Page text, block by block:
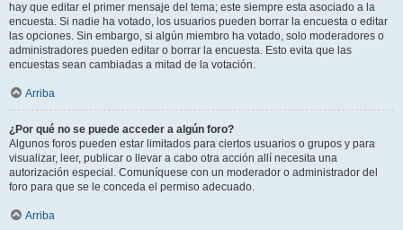
hay que editar el primer mensaje del tema; este siempre esta asociado a la
encuesta. Si nadie ha votado, los usuarios pueden borrar la encuesta o editar
las opciones. Sin embargo, si algún miembro ha votado, solo moderadores o
administradores pueden editar o borrar la encuesta. Esto evita que las
encuestas sean cambiadas a mitad de la votación.
Arriba
¿Por qué no se puede acceder a algún foro?
Algunos foros pueden estar limitados para ciertos usuarios o grupos y para
visualizar, leer, publicar o llevar a cabo otra acción allí necesita una
autorización especial. Comuníquese con un moderador o administrador del
foro para que se le conceda el permiso adecuado.
Arriba